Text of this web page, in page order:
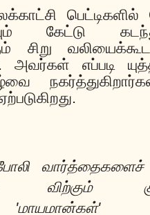
கேட்டு
சிறு
அவர்கள் எப்படி
விற்கும்